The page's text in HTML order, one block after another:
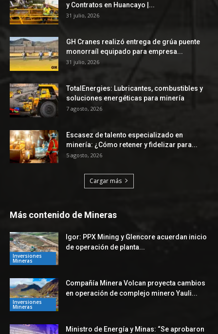
y Contratos en Huancayo |...
31 julio, 2026
GH Cranes realizó entrega de grúa puente
monorraíl equipado para empresa...
31 julio, 2026
TotalEnergies: Lubricantes, combustibles y
soluciones energéticas para minería
7 agosto, 2026
Escasez de talento especializado en
minería: ¿Cómo retener y fidelizar para...
5 agosto, 2026
Cargar más
Más contenido de Mineras
Inversiones
Mineras
Igor: PPX Mining y Glencore acuerdan inicio
de operación de planta...
Inversiones
Mineras
Compañía Minera Volcan proyecta cambios
en operación de complejo minero Yauli...
Ministro de Energía y Minas: “Se aprobaron